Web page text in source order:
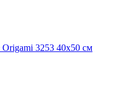
3253 40x50 см